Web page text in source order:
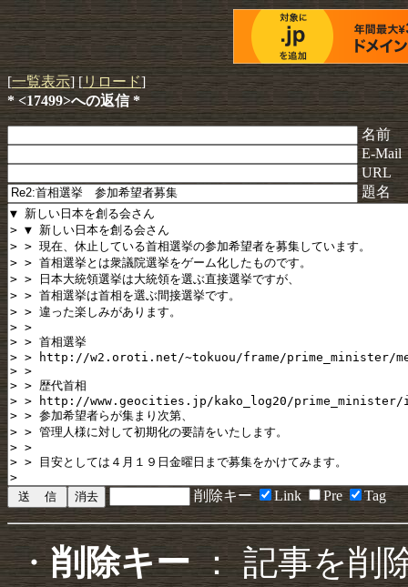
[一覧表示] [リロード]
* <17499>への返信 *
名前
E-Mail
URL
題名
削除キー Link Pre Tag
・削除キー： 記事を削